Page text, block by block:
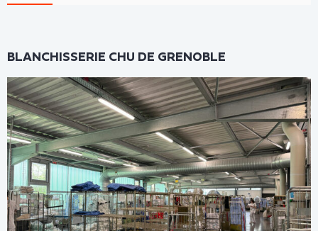
BLANCHISSERIE CHU DE GRENOBLE